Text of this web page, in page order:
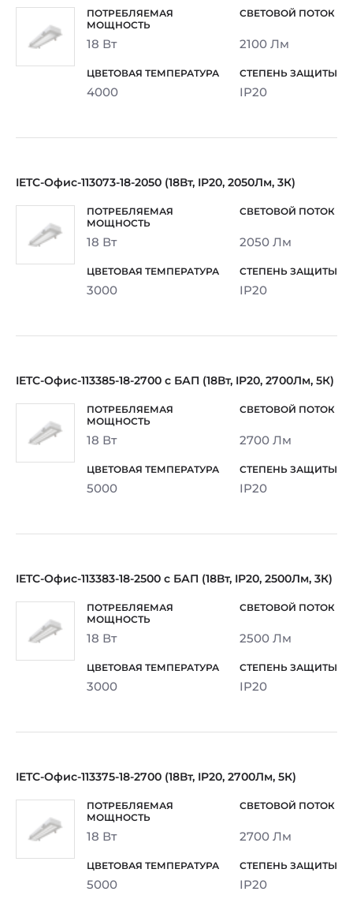
18 Вт 2100 Лм
4000 IP20
IETC-Офис-113073-18-2050 (18Вт, IP20, 2050Лм, 3К)
18 Вт 2050 Лм
3000 IP20
IETC-Офис-113385-18-2700 с БАП (18Вт, IP20, 2700Лм, 5К)
18 Вт 2700 Лм
5000 IP20
IETC-Офис-113383-18-2500 с БАП (18Вт, IP20, 2500Лм, 3К)
18 Вт 2500 Лм
3000 IP20
IETC-Офис-113375-18-2700 (18Вт, IP20, 2700Лм, 5К)
18 Вт 2700 Лм
5000 IP20